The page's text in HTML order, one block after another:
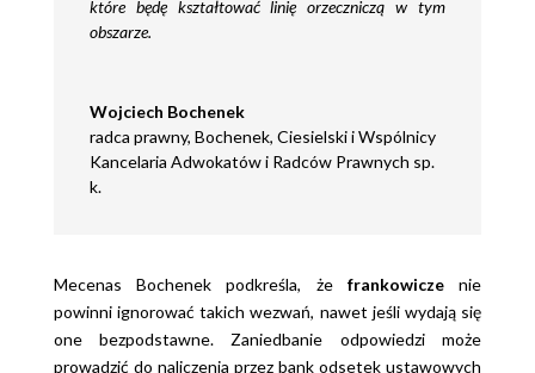
które będę kształtować linię orzeczniczą w tym
obszarze.
Wojciech Bochenek
radca prawny, Bochenek, Ciesielski i Wspólnicy
Kancelaria Adwokatów i Radców Prawnych sp.
k.
Mecenas Bochenek podkreśla, że frankowiczenie
powinni ignorować takich wezwań, nawet jeśli wydają się
one bezpodstawne. Zaniedbanie odpowiedzi może
prowadzić do naliczenia przez bank odsetek ustawowych